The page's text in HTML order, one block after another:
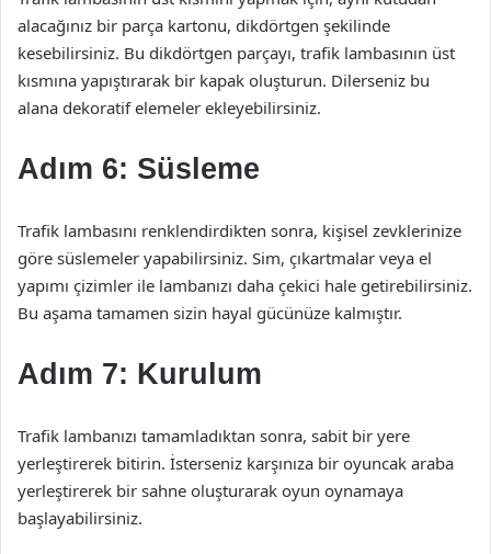
alacağınız bir parça kartonu, dikdörtgen şekilinde
kesebilirsiniz. Bu dikdörtgen parçayı, trafik lambasının üst
kısmına yapıştırarak bir kapak oluşturun. Dilerseniz bu
alana dekoratif elemeler ekleyebilirsiniz.
Adım 6: Süsleme
Trafik lambasını renklendirdikten sonra, kişisel zevklerinize
göre süslemeler yapabilirsiniz. Sim, çıkartmalar veya el
yapımı çizimler ile lambanızı daha çekici hale getirebilirsiniz.
Bu aşama tamamen sizin hayal gücünüze kalmıştır.
Adım 7: Kurulum
Trafik lambanızı tamamladıktan sonra, sabit bir yere
yerleştirerek bitirin. İsterseniz karşınıza bir oyuncak araba
yerleştirerek bir sahne oluşturarak oyun oynamaya
başlayabilirsiniz.